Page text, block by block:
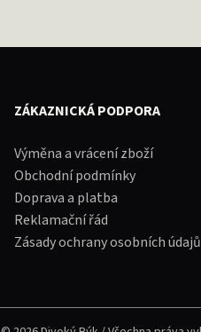
ZÁKAZNICKÁ PODPORA
Výměna a vrácení zboží
Obchodní podmínky
Doprava a platba
Reklamační řád
Zásady ochrany osobních údajů